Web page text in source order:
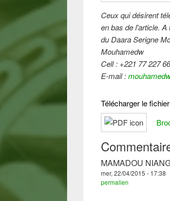
Ceux qui désirent
en bas de l'article.
du Daara Serigne
Mouhamedw
Cell : +221 77 227
E-mail :
Télécharger le
MAMADOU
mer, 22/04/2015 - 17:38
permalien